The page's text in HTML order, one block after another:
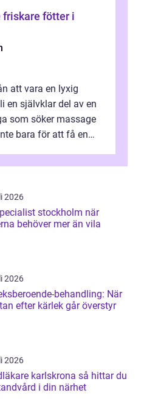
att vara en lyxig
en självklar del av en
som söker massage
bara för att få en
2026
stockholm när
behöver mer än vila
2026
behandling: När
efter kärlek går överstyr
2026
karlskrona så hittar du
i din närhet